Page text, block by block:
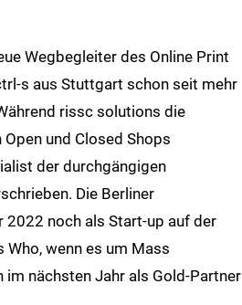
Wegbegleiter des Online Print
s aus Stuttgart schon seit mehr
rissc solutions die
und Closed Shops
der durchgängigen
Die Berliner
noch als Start-up auf der
wenn es um Mass
nächsten Jahr als Gold-Partner